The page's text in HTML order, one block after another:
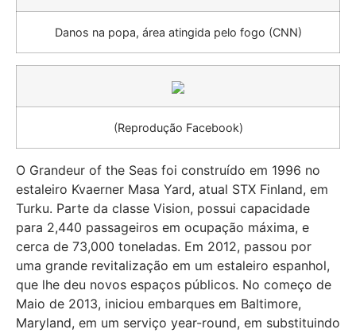
Danos na popa, área atingida pelo fogo (CNN)
(Reprodução Facebook)
O Grandeur of the Seas foi construído em 1996 no
estaleiro Kvaerner Masa Yard, atual STX Finland, em
Turku. Parte da classe Vision, possui capacidade
para 2,440 passageiros em ocupação máxima, e
cerca de 73,000 toneladas. Em 2012, passou por
uma grande revitalização em um estaleiro espanhol,
que lhe deu novos espaços públicos. No começo de
Maio de 2013, iniciou embarques em Baltimore,
Maryland, em um serviço year-round, em substituindo